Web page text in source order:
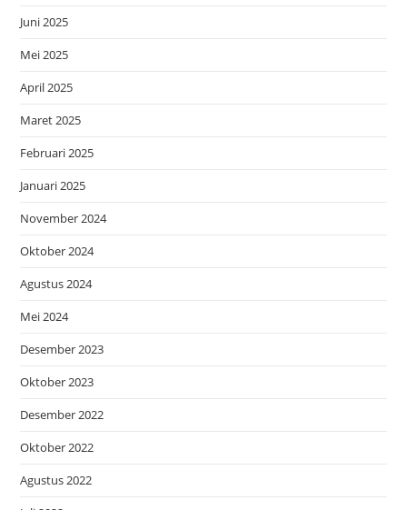
Juni 2025
Mei 2025
April 2025
Maret 2025
Februari 2025
Januari 2025
November 2024
Oktober 2024
Agustus 2024
Mei 2024
Desember 2023
Oktober 2023
Desember 2022
Oktober 2022
Agustus 2022